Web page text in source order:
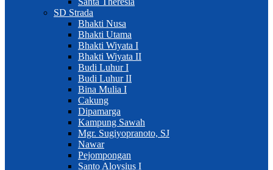
SD Strada
Bhakti Nusa
Bhakti Utama
Bhakti Wiyata I
Bhakti Wiyata II
Budi Luhur I
Budi Luhur II
Bina Mulia I
Cakung
Dipamarga
Kampung Sawah
Mgr. Sugiyopranoto, SJ
Nawar
Pejompongan
Santo Aloysius I